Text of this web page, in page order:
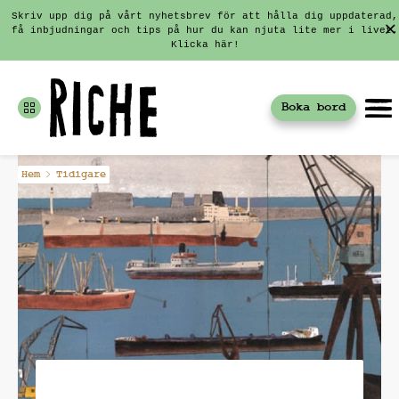
Fortsätt
till
innehållet
Skriv upp dig på vårt nyhetsbrev för att hålla dig uppdaterad,
få inbjudningar och tips på hur du kan njuta lite mer i livet.
Klicka här!
Boka bord
Hem Tidigare